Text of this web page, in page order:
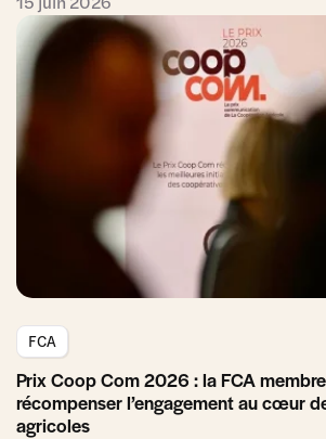
FCA
Prix Coop Com 2026 : la FCA
récompenser l’engagement au cœur
agricoles